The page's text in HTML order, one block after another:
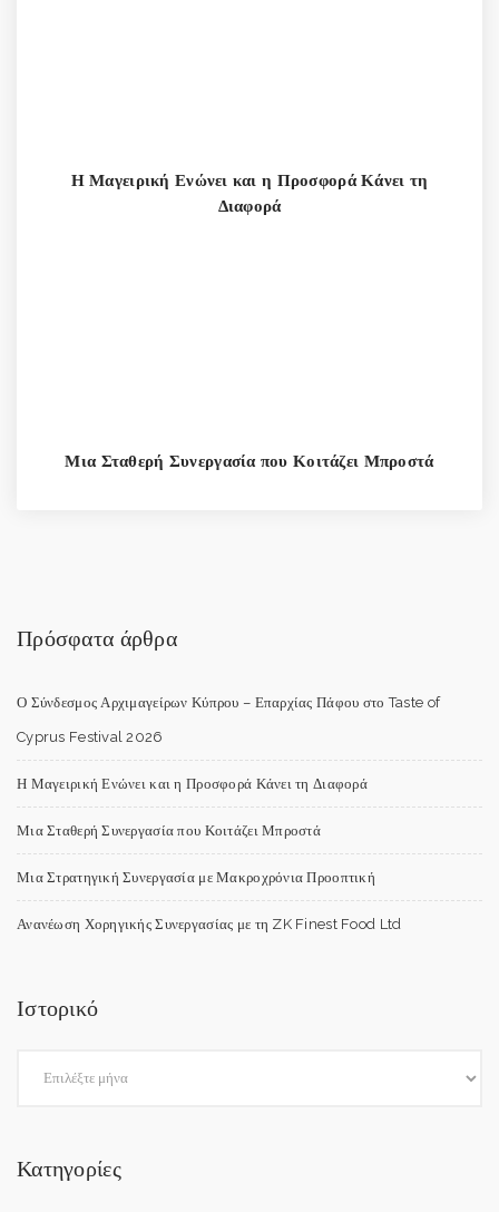
Η Μαγειρική Ενώνει και η Προσφορά Κάνει τη
Διαφορά
Μια Σταθερή Συνεργασία που Κοιτάζει Μπροστά
Πρόσφατα άρθρα
Ο Σύνδεσμος Αρχιμαγείρων Κύπρου – Επαρχίας Πάφου στο Taste of
Cyprus Festival 2026
Η Μαγειρική Ενώνει και η Προσφορά Κάνει τη Διαφορά
Μια Σταθερή Συνεργασία που Κοιτάζει Μπροστά
Μια Στρατηγική Συνεργασία με Μακροχρόνια Προοπτική
Ανανέωση Χορηγικής Συνεργασίας με τη ZK Finest Food Ltd
Ιστορικό
Κατηγορίες